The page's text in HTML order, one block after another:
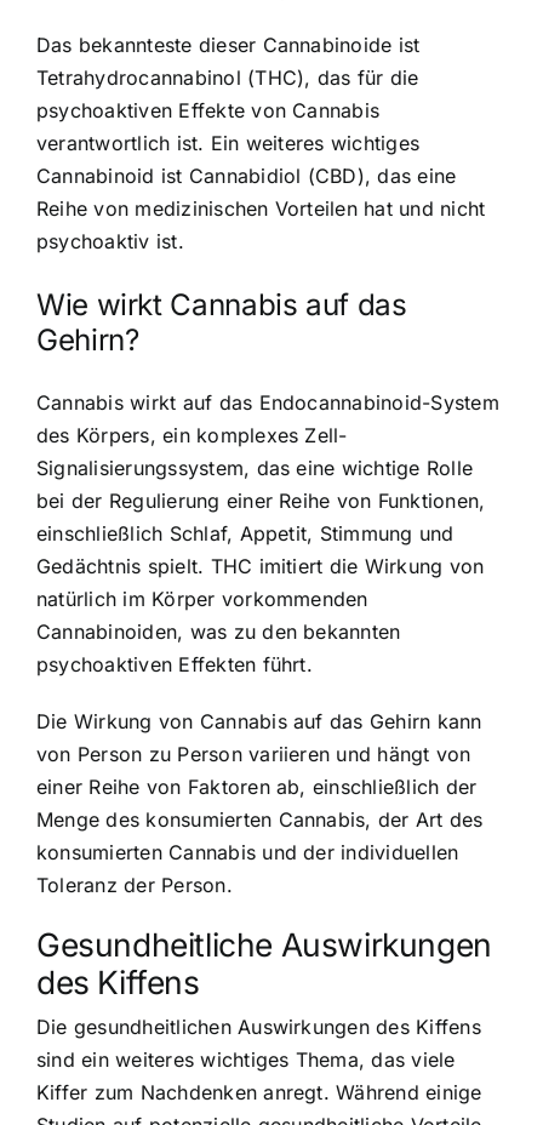
Das bekannteste dieser Cannabinoide ist
Tetrahydrocannabinol (THC), das für die
psychoaktiven Effekte von Cannabis
verantwortlich ist. Ein weiteres wichtiges
Cannabinoid ist Cannabidiol (CBD), das eine
Reihe von medizinischen Vorteilen hat und nicht
psychoaktiv ist.
Wie wirkt Cannabis auf das
Gehirn?
Cannabis wirkt auf das Endocannabinoid-System
des Körpers, ein komplexes Zell-
Signalisierungssystem, das eine wichtige Rolle
bei der Regulierung einer Reihe von Funktionen,
einschließlich Schlaf, Appetit, Stimmung und
Gedächtnis spielt. THC imitiert die Wirkung von
natürlich im Körper vorkommenden
Cannabinoiden, was zu den bekannten
psychoaktiven Effekten führt.
Die Wirkung von Cannabis auf das Gehirn kann
von Person zu Person variieren und hängt von
einer Reihe von Faktoren ab, einschließlich der
Menge des konsumierten Cannabis, der Art des
konsumierten Cannabis und der individuellen
Toleranz der Person.
Gesundheitliche Auswirkungen
des Kiffens
Die gesundheitlichen Auswirkungen des Kiffens
sind ein weiteres wichtiges Thema, das viele
Kiffer zum Nachdenken anregt. Während einige